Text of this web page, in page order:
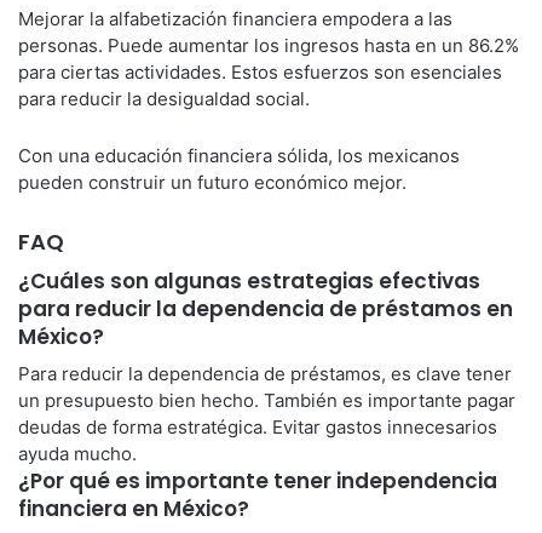
Mejorar la alfabetización financiera empodera a las
personas. Puede aumentar los ingresos hasta en un 86.2%
para ciertas actividades. Estos esfuerzos son esenciales
para reducir la desigualdad social.
Con una educación financiera sólida, los mexicanos
pueden construir un futuro económico mejor.
FAQ
¿Cuáles son algunas estrategias efectivas
para reducir la dependencia de préstamos en
México?
Para reducir la dependencia de préstamos, es clave tener
un presupuesto bien hecho. También es importante pagar
deudas de forma estratégica. Evitar gastos innecesarios
ayuda mucho.
¿Por qué es importante tener independencia
financiera en México?